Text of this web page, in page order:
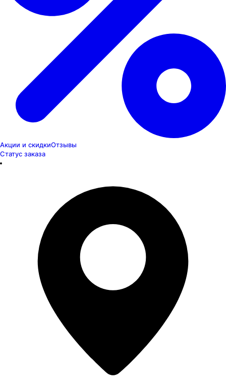
Акции и скидкиОтзывы
Статус заказа